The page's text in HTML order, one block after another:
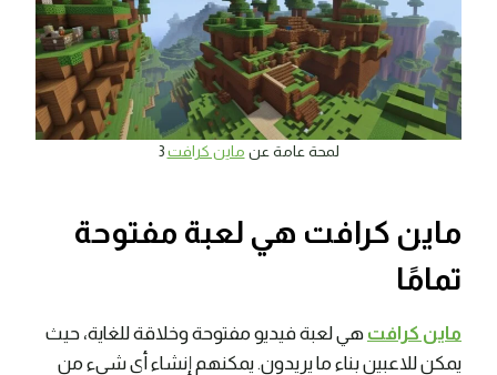
لمحة عامة عن ماين كرافت 3
ماين كرافت هي لعبة مفتوحة
تمامًا
ماين كرافت هي لعبة فيديو مفتوحة وخلاقة للغاية، حيث
يمكن للاعبين بناء ما يريدون. يمكنهم إنشاء أي شيء من